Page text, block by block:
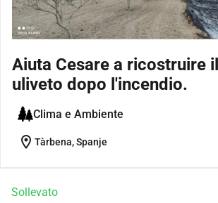
Aiuta Cesare a ricostruire
uliveto dopo l'incendio.
Clima e Ambiente
location_on Tàrbena, Spanje
Sollevato